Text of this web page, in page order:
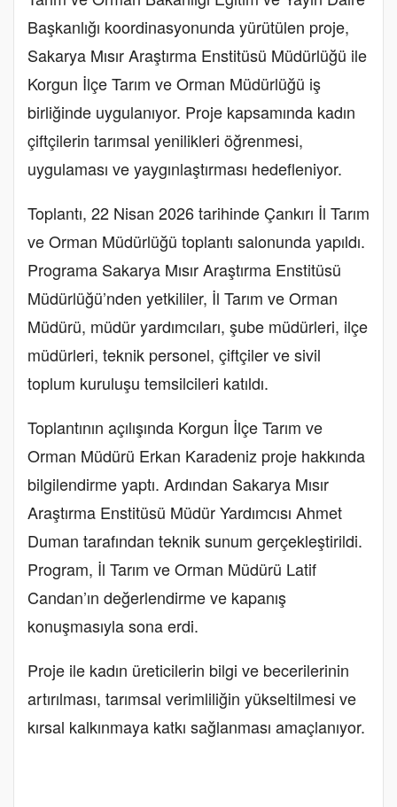
Başkanlığı koordinasyonunda yürütülen proje,
Sakarya Mısır Araştırma Enstitüsü Müdürlüğü ile
Korgun İlçe Tarım ve Orman Müdürlüğü iş
birliğinde uygulanıyor. Proje kapsamında kadın
çiftçilerin tarımsal yenilikleri öğrenmesi,
uygulaması ve yaygınlaştırması hedefleniyor.
Toplantı, 22 Nisan 2026 tarihinde Çankırı İl Tarım
ve Orman Müdürlüğü toplantı salonunda yapıldı.
Programa Sakarya Mısır Araştırma Enstitüsü
Müdürlüğü’nden yetkililer, İl Tarım ve Orman
Müdürü, müdür yardımcıları, şube müdürleri, ilçe
müdürleri, teknik personel, çiftçiler ve sivil
toplum kuruluşu temsilcileri katıldı.
Toplantının açılışında Korgun İlçe Tarım ve
Orman Müdürü Erkan Karadeniz proje hakkında
bilgilendirme yaptı. Ardından Sakarya Mısır
Araştırma Enstitüsü Müdür Yardımcısı Ahmet
Duman tarafından teknik sunum gerçekleştirildi.
Program, İl Tarım ve Orman Müdürü Latif
Candan’ın değerlendirme ve kapanış
konuşmasıyla sona erdi.
Proje ile kadın üreticilerin bilgi ve becerilerinin
artırılması, tarımsal verimliliğin yükseltilmesi ve
kırsal kalkınmaya katkı sağlanması amaçlanıyor.